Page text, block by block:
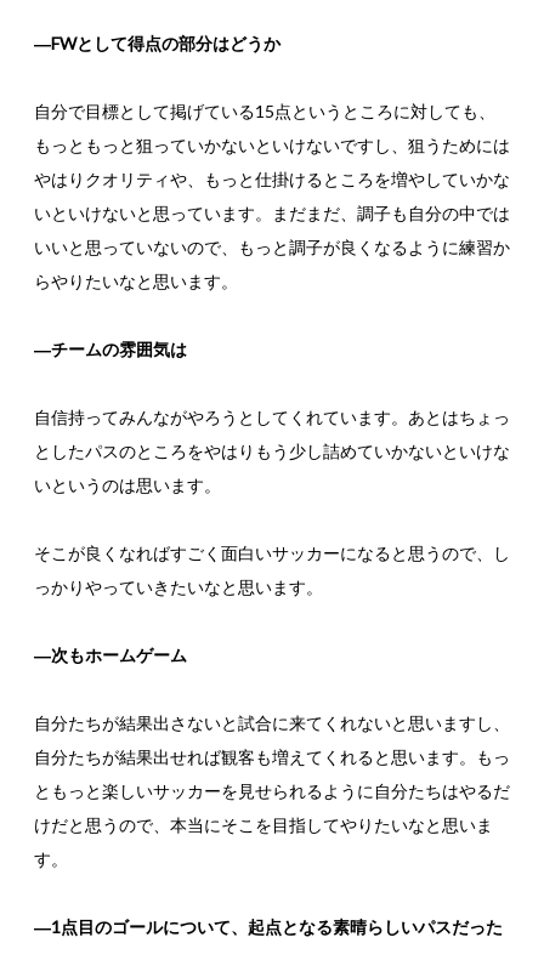
―FWとして得点の部分はどうか
自分で目標として掲げている15点というところに対しても、
もっともっと狙っていかないといけないですし、狙うためには
やはりクオリティや、もっと仕掛けるところを増やしていかな
いといけないと思っています。まだまだ、調子も自分の中では
いいと思っていないので、もっと調子が良くなるように練習か
らやりたいなと思います。
―チームの雰囲気は
自信持ってみんながやろうとしてくれています。あとはちょっ
としたパスのところをやはりもう少し詰めていかないといけな
いというのは思います。
そこが良くなればすごく面白いサッカーになると思うので、し
っかりやっていきたいなと思います。
―次もホームゲーム
自分たちが結果出さないと試合に来てくれないと思いますし、
自分たちが結果出せれば観客も増えてくれると思います。もっ
ともっと楽しいサッカーを見せられるように自分たちはやるだ
けだと思うので、本当にそこを目指してやりたいなと思いま
す。
―1点目のゴールについて、起点となる素晴らしいパスだった